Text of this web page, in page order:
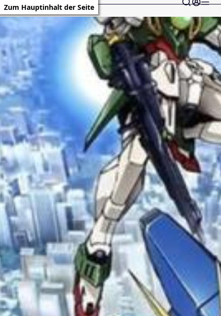
Zum Hauptinhalt der Seite